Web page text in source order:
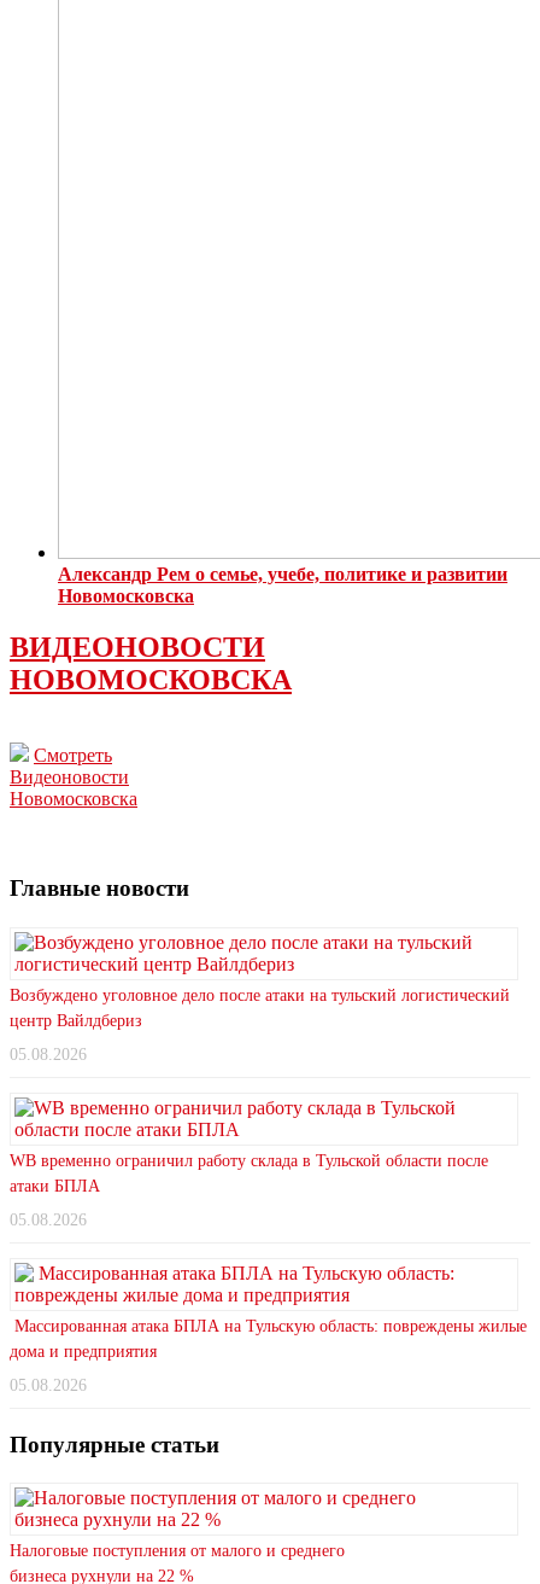
Александр Рем о семье, учебе, политике и развитии
Новомосковска
ВИДЕОНОВОСТИ
НОВОМОСКОВСКА
Смотреть
Видеоновости
Новомосковска
Главные новости
Возбуждено уголовное дело после атаки на тульский логистический
центр Вайлдбериз
05.08.2026
WB временно ограничил работу склада в Тульской области после
атаки БПЛА
05.08.2026
Массированная атака БПЛА на Тульскую область: повреждены жилые
дома и предприятия
05.08.2026
Популярные статьи
Налоговые поступления от малого и среднего
бизнеса рухнули на 22 %